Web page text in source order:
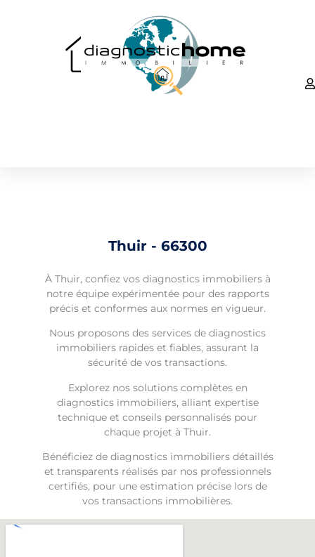
Thuir - 66300
À Thuir, confiez vos diagnostics immobiliers à
notre équipe expérimentée pour des rapports
précis et conformes aux normes en vigueur.
Nous proposons des services de diagnostics
immobiliers rapides et fiables, assurant la
sécurité de vos transactions.
Explorez nos solutions complètes en
diagnostics immobiliers, alliant expertise
technique et conseils personnalisés pour
chaque projet à Thuir.
Bénéficiez de diagnostics immobiliers détaillés
et transparents réalisés par nos professionnels
certifiés, pour une estimation précise lors de
vos transactions immobilières.